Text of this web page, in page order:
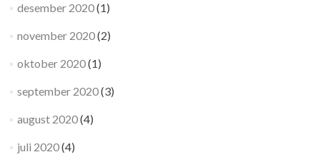
desember 2020(1)
november 2020(2)
oktober 2020(1)
september 2020(3)
august 2020(4)
juli 2020(4)